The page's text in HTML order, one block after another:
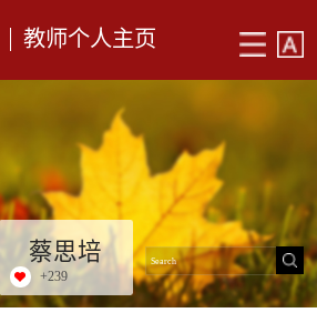
教师个人主页
蔡思培
+239